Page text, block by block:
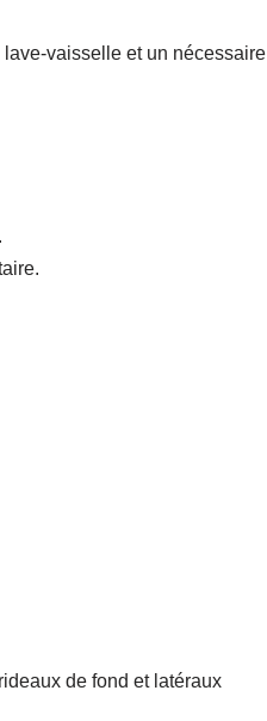
vaisselle et un nécessaire
de fond et latéraux